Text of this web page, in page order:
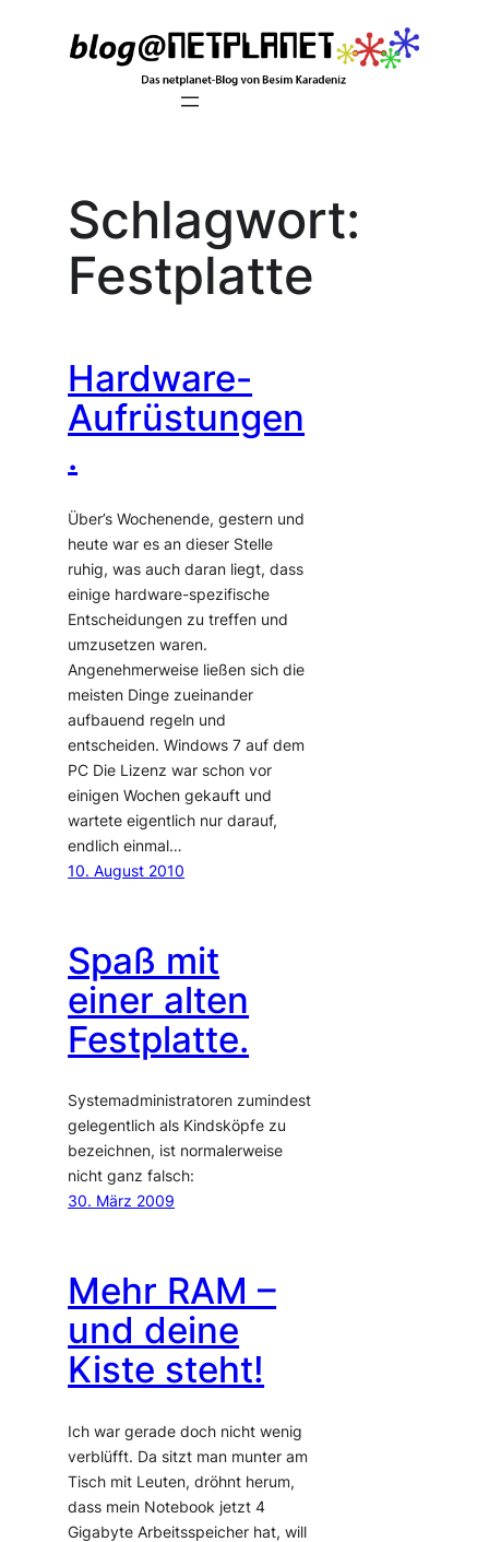
Schlagwort:
Festplatte
Hardware-
Aufrüstungen
.
Über’s Wochenende, gestern und
heute war es an dieser Stelle
ruhig, was auch daran liegt, dass
einige hardware-spezifische
Entscheidungen zu treffen und
umzusetzen waren.
Angenehmerweise ließen sich die
meisten Dinge zueinander
aufbauend regeln und
entscheiden. Windows 7 auf dem
PC Die Lizenz war schon vor
einigen Wochen gekauft und
wartete eigentlich nur darauf,
endlich einmal…
10. August 2010
Spaß mit
einer alten
Festplatte.
Systemadministratoren zumindest
gelegentlich als Kindsköpfe zu
bezeichnen, ist normalerweise
nicht ganz falsch:
30. März 2009
Mehr RAM –
und deine
Kiste steht!
Ich war gerade doch nicht wenig
verblüfft. Da sitzt man munter am
Tisch mit Leuten, dröhnt herum,
dass mein Notebook jetzt 4
Gigabyte Arbeitsspeicher hat, will